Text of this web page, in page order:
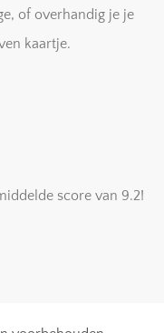
of overhandig je je
kaartje.
score van 9.2!